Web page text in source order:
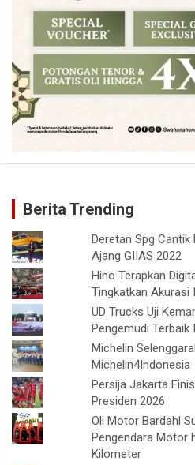
Berita Trending
Deretan Spg Cantik
Ajang GIIAS 2022
Hino Terapkan
Tingkatkan Akurasi
UD Trucks Uji
Pengemudi Terbaik
Michelin
Michelin4Indonesia
Persija Jakarta
Presiden 2026
Oli Motor Bardahl
Pengendara Motor
Kilometer